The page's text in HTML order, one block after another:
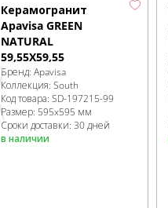
Керамогранит
Apavisa GREEN
NATURAL
59,55X59,55
Бренд: Apavisa
Коллекция: South
Код товара: SD-197215-99
Размер: 595x595 мм
Сроки доставки: 30 дней
в наличии